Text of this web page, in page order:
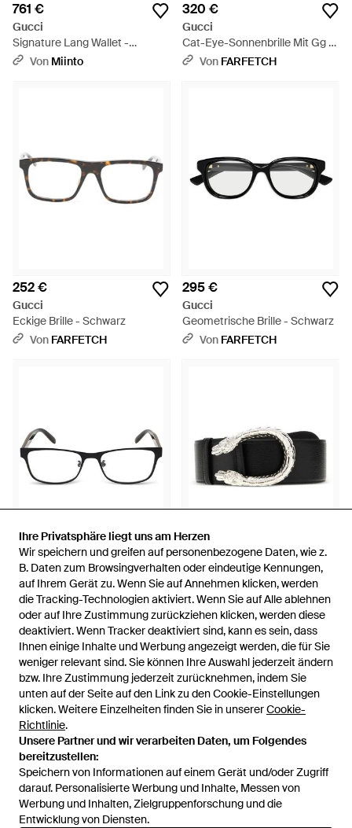
Ihre Privatsphäre liegt uns am Herzen
Wir speichern und greifen auf personenbezogene Daten, wie z.
B. Daten zum Browsingverhalten oder eindeutige Kennungen,
auf Ihrem Gerät zu. Wenn Sie auf Annehmen klicken, werden
die Tracking-Technologien aktiviert. Wenn Sie auf Alle ablehnen
oder auf Ihre Zustimmung zurückziehen klicken, werden diese
deaktiviert. Wenn Tracker deaktiviert sind, kann es sein, dass
Ihnen einige Inhalte und Werbung angezeigt werden, die für Sie
weniger relevant sind. Sie können Ihre Auswahl jederzeit ändern
bzw. Ihre Zustimmung jederzeit zurücknehmen, indem Sie
unten auf der Seite auf den Link zu den Cookie-Einstellungen
klicken. Weitere Einzelheiten finden Sie in unsererCookie-
Richtlinie.
Unsere Partner und wir verarbeiten Daten, um Folgendes
bereitzustellen:
Speichern von Informationen auf einem Gerät und/oder Zugriff
darauf. Personalisierte Werbung und Inhalte, Messen von
Werbung und Inhalten, Zielgruppenforschung und die
Entwicklung von Diensten.
Ihre Privatsphäre liegt uns am Herzen
Wir speichern und greifen auf personenbezogene Daten, wie z.
B. Daten zum Browsingverhalten oder eindeutige Kennungen,
auf Ihrem Gerät zu. Wenn Sie auf Annehmen klicken, werden
die Tracking-Technologien aktiviert. Wenn Sie auf Alle ablehnen
oder auf Ihre Zustimmung zurückziehen klicken, werden diese
deaktiviert. Wenn Tracker deaktiviert sind, kann es sein, dass
Ihnen einige Inhalte und Werbung angezeigt werden, die für Sie
weniger relevant sind. Sie können Ihre Auswahl jederzeit ändern
bzw. Ihre Zustimmung jederzeit zurücknehmen, indem Sie
unten auf der Seite auf den Link zu den Cookie-Einstellungen
klicken. Weitere Einzelheiten finden Sie in unsererCookie-
Richtlinie.
Unsere Partner und wir verarbeiten Daten, um Folgendes
bereitzustellen:
Speichern von Informationen auf einem Gerät und/oder Zugriff
darauf. Personalisierte Werbung und Inhalte, Messen von
Werbung und Inhalten, Zielgruppenforschung und die
Entwicklung von Diensten.
761 €
Gucci
Signature Lang Wallet -
Schwarz
Von Miinto
320 €
Gucci
Cat-Eye-Sonnenbrille Mit Gg -
Schwarz
Von FARFETCH
252 €
Gucci
Eckige Brille - Schwarz
Von FARFETCH
295 €
Gucci
Geometrische Brille - Schwarz
Von FARFETCH
449 €
Gucci
Brille Mit Eckigem Gestell -
Schwarz
VonFARFETCH
750 €
Gucci
Dionysus Gürtel - Schwarz
Von FARFETCH